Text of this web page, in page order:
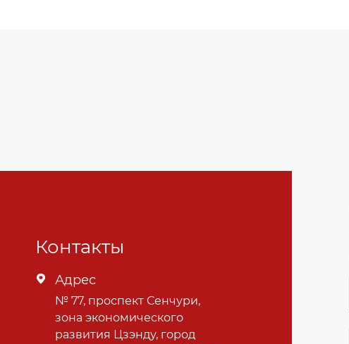
Контакты
 Адрес
№ 77, проспект Сенчури,
зона экономического
развития Цзэнду, город